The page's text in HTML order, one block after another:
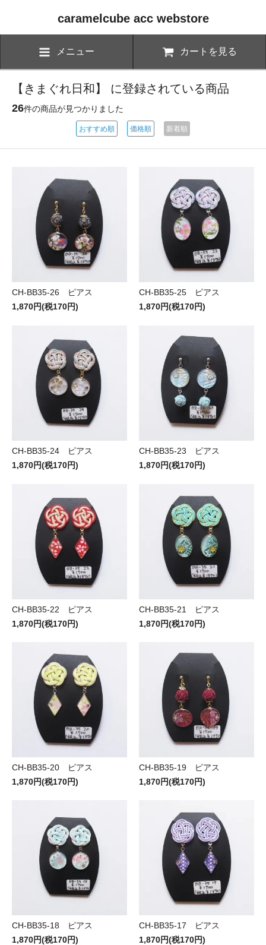
caramelcube acc webstore
メニュー カートを見る
【きまぐれ日和】 に登録されている商品
26件の商品が見つかりました
おすすめ順 価格順 新着順
CH-BB35-26 ピアス
1,870円(税170円)
CH-BB35-25 ピアス
1,870円(税170円)
CH-BB35-24 ピアス
1,870円(税170円)
CH-BB35-23 ピアス
1,870円(税170円)
CH-BB35-22 ピアス
1,870円(税170円)
CH-BB35-21 ピアス
1,870円(税170円)
CH-BB35-20 ピアス
1,870円(税170円)
CH-BB35-19 ピアス
1,870円(税170円)
CH-BB35-18 ピアス
1,870円(税170円)
CH-BB35-17 ピアス
1,870円(税170円)